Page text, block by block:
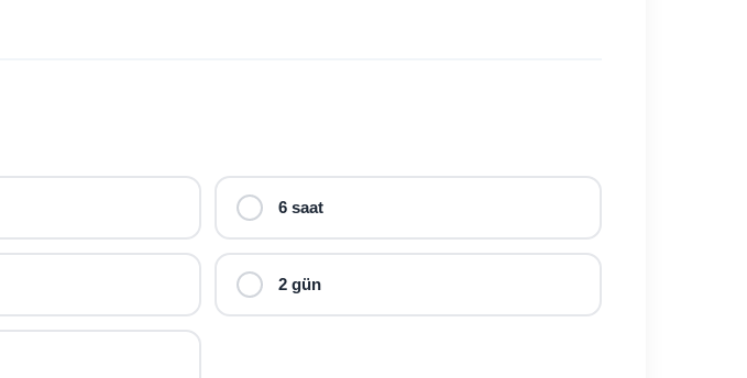
6 saat
2 gün